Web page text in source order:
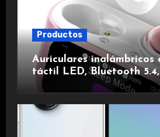
Productos
Auriculares inalámbricos
táctil LED, Bluetooth
de ruido, impermeables